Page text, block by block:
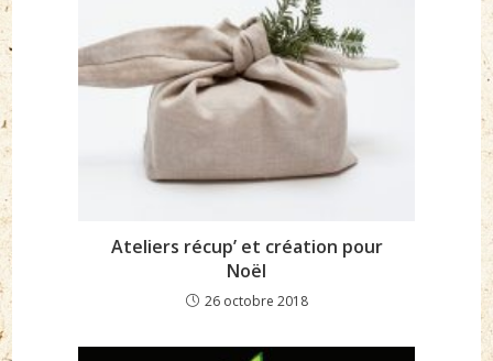
Ateliers récup’ et création pour
Noël
26 octobre 2018